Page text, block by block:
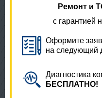
Ремонт и
с гарантией
Оформите
на следующий
Диагностика
БЕСПЛАТНО!